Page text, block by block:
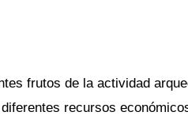
frutos de la actividad
recursos